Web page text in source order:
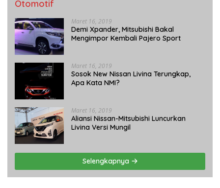
Otomotif
Maret 16, 2019
Demi Xpander, Mitsubishi Bakal
Mengimpor Kembali Pajero Sport
Maret 16, 2019
Sosok New Nissan Livina Terungkap,
Apa Kata NMI?
Maret 16, 2019
Aliansi Nissan-Mitsubishi Luncurkan
Livina Versi Mungil
Selengkapnya